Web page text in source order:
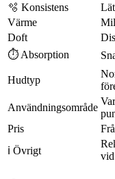
🫧 Konsistens
Värme
Doft
⏱ Absorption
Hudtyp
Användningsområde
Pris
ℹ Övrigt